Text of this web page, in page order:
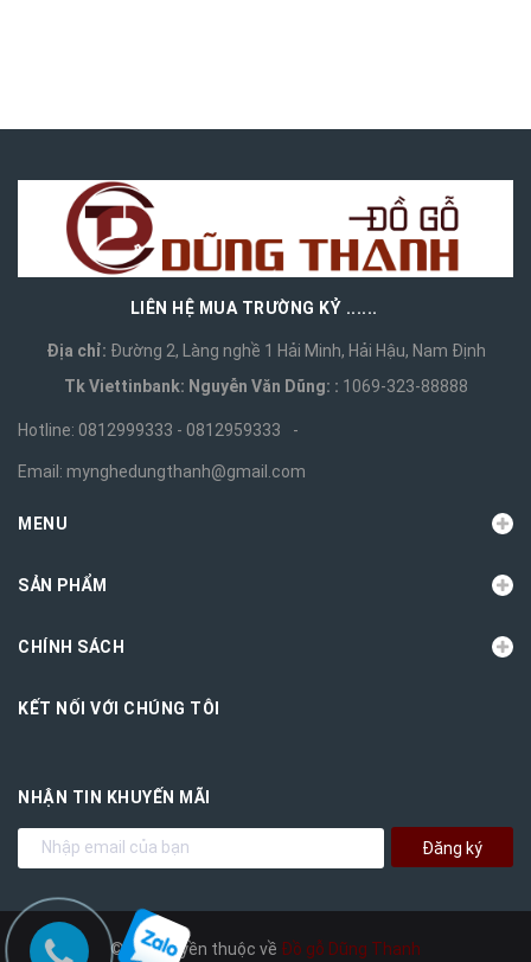
LIÊN HỆ MUA TRƯỜNG KỶ ......
Địa chỉ: Đường 2, Làng nghề 1 Hải Minh, Hải Hậu, Nam Định
Tk Viettinbank: Nguyễn Văn Dũng: : 1069-323-88888
Hotline: 0812999333 - 0812959333 -
Email: mynghedungthanh@gmail.com
MENU
SẢN PHẨM
CHÍNH SÁCH
KẾT NỐI VỚI CHÚNG TÔI
NHẬN TIN KHUYẾN MÃI
Đăng ký
© Bản quyền thuộc về Đồ gỗ Dũng Thanh